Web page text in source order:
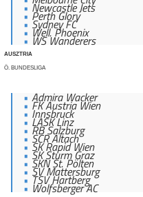
Newcastle Jets
Perth Glory
Sydney FC
Well. Phoenix
WS Wanderers
AUSZTRIA
Ö. BUNDESLIGA
Admira Wacker
FK Austria Wien
Innsbruck
LASK Linz
RB Salzburg
SCR Altach
SK Rapid Wien
SK Sturm Graz
SKN St. Pölten
SV Mattersburg
TSV Hartberg
Wolfsberger AC